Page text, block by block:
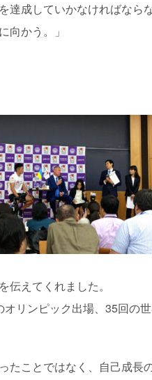
達成していかなければなら
向かう。」
えてくれました。
リンピック出場、35回の
たことではなく、自己成長